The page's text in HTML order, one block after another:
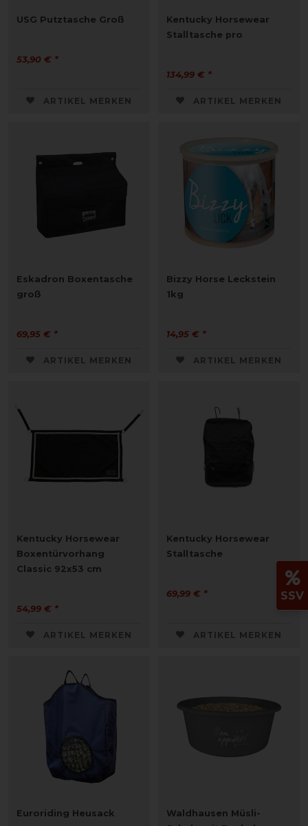
USG Putztasche Groß
53,90 € *
ARTIKEL MERKEN
Kentucky Horsewear
Stalltasche pro
134,99 € *
ARTIKEL MERKEN
Eskadron Boxentasche
groß
69,95 € *
ARTIKEL MERKEN
Bizzy Horse Leckstein
1kg
14,95 € *
ARTIKEL MERKEN
Kentucky Horsewear
Boxentürvorhang
Classic 92x53 cm
54,99 € *
ARTIKEL MERKEN
Kentucky Horsewear
Stalltasche
69,99 € *
ARTIKEL MERKEN
Euroriding Heusack
Waldhausen Müsli-
SSV